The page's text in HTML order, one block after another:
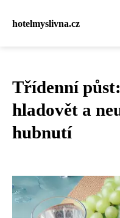
hotelmyslivna.cz
Třídenní
hladovět a
hubnutí